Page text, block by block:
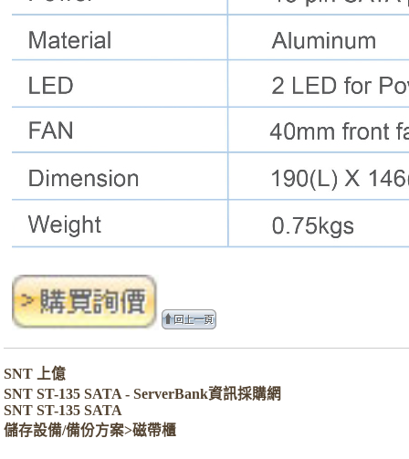
SNT 上億
SNT ST-135 SATA - ServerBank資訊採購網
SNT ST-135 SATA
儲存設備/備份方案>磁帶櫃